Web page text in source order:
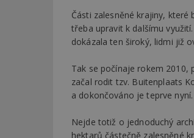
Části zalesněné krajiny,
třeba upravit k dalšímu
dokázala ten široký, lidmi již
Tak se počínaje rokem 2010,
začal rodit tzv. Buitenplaats
a dokončováno je teprve nyní.
Nejde totiž o jednoduchý
hektarů částečně zalesněné